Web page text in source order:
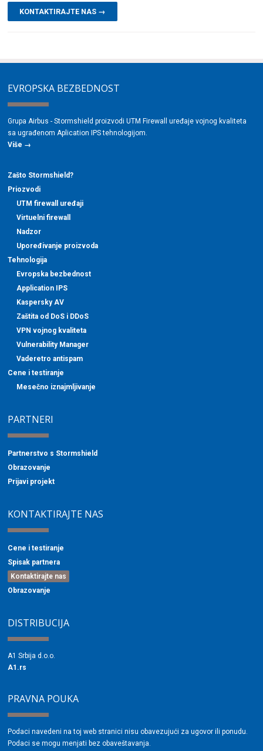
KONTAKTIRAJTE NAS →
EVROPSKA BEZBEDNOST
Grupa Airbus - Stormshield proizvodi UTM Firewall uređaje vojnog kvaliteta
sa ugrađenom Aplication IPS tehnologijom.
Više →
Zašto Stormshield?
Priozvodi
UTM firewall uređaji
Virtuelni firewall
Nadzor
Upoređivanje proizvoda
Tehnologija
Evropska bezbednost
Application IPS
Kaspersky AV
Zaštita od DoS i DDoS
VPN vojnog kvaliteta
Vulnerability Manager
Vaderetro antispam
Cene i testiranje
Mesečno iznajmljivanje
PARTNERI
Partnerstvo s Stormshield
Obrazovanje
Prijavi projekt
KONTAKTIRAJTE NAS
Cene i testiranje
Spisak partnera
Kontaktirajte nas
Obrazovanje
DISTRIBUCIJA
A1 Srbija d.o.o.
A1.rs
PRAVNA POUKA
Podaci navedeni na toj web stranici nisu obavezujući za ugovor ili ponudu.
Podaci se mogu menjati bez obaveštavanja.